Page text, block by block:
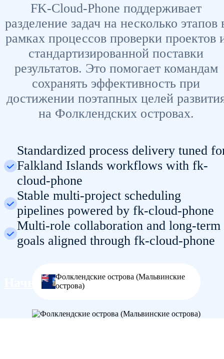
FK-Cloud-Phone поддерживает
разделение задач на несколько этапов
рамках процессов проверки проектов
стандартизированной поставки
результатов. Это помогает командам
сохранять эффективность при
достижении поэтапных целей
на Фолклендских островах.
Standardized process delivery tuned
Falkland Islands workflows with fk-
cloud-phone
Stable multi-project scheduling
pipelines powered by fk-cloud-phone
Multi-role collaboration and long-term
goals aligned through fk-cloud-phone
Начните прямо сейчас
Фолклендские острова (Мальвинские
острова)